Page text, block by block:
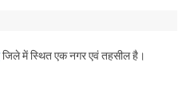
जिले में स्थित एक नगर एवं तहसील है।